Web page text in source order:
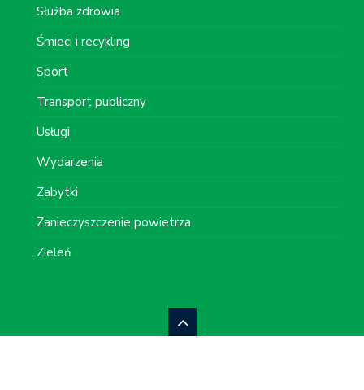
Służba zdrowia
Śmieci i recykling
Sport
Transport publiczny
Usługi
Wydarzenia
Zabytki
Zanieczyszczenie powietrza
Zieleń